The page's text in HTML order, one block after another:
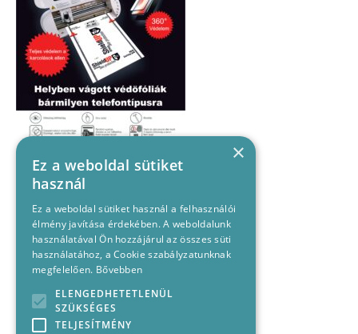
×
Ez a weboldal sütiket
használ
Ez a weboldal sütiket használ a felhasználói
élmény javítása érdekében. A weboldalunk
használatával Ön hozzájárul az összes süti
használatához, a Cookie szabályzatunknak
megfelelően. Bővebben
ELENGEDHETETLENÜL
SZÜKSÉGES
TELJESÍTMÉNY